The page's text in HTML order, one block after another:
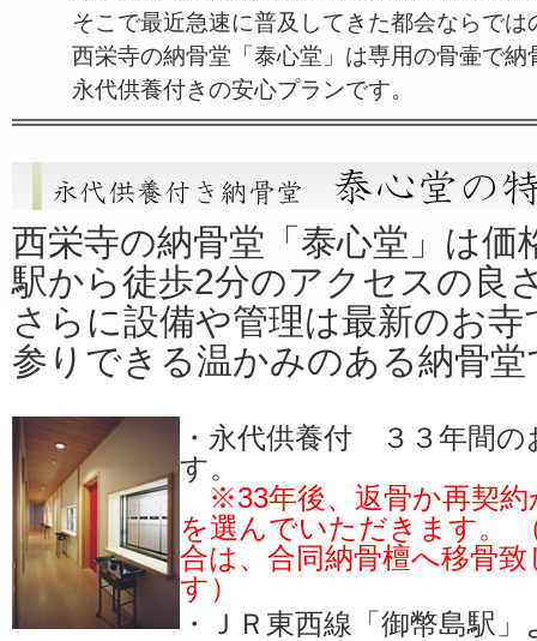
そこで最近急速に普及してきた都会ならで
西栄寺の納骨堂「泰心堂」は専用の骨壷で
永代供養付きの安心プランです。
西栄寺の納骨堂「泰心堂」は価
駅から徒歩2分のアクセスの良
さらに設備や管理は最新のお
参りできる温かみのある納骨堂
・永代供養付 ３３年間
す。
※33年後、返骨か再契
を選んでいただきます。
合は、合同納骨檀へ移骨
す）
・ＪＲ東西線「御幣島駅